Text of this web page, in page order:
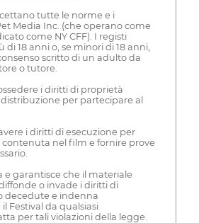
tutte le norme e i
Media Inc. (che operano come
come NY CFF). I registi
di 18 anni o, se minori di 18 anni,
scritto di un adulto da
o tutore.
i diritti di proprietà
per partecipare al
i diritti di esecuzione per
contenuta nel film e fornire prove
e garantisce che il materiale
o invade i diritti di
decedute e indenna
Festival da qualsiasi
per tali violazioni della legge.